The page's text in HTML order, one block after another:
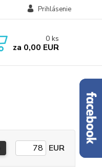
Prihlásenie
0 ks
za 0,00 EUR
EUR